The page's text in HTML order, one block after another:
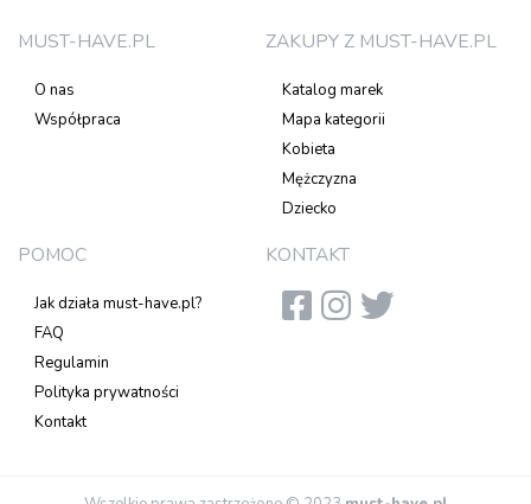
MUST-HAVE.PL
O nas
Współpraca
ZAKUPY Z MUST-HAVE.PL
Katalog marek
Mapa kategorii
Kobieta
Mężczyzna
Dziecko
POMOC
Jak działa must-have.pl?
FAQ
Regulamin
Polityka prywatności
Kontakt
KONTAKT